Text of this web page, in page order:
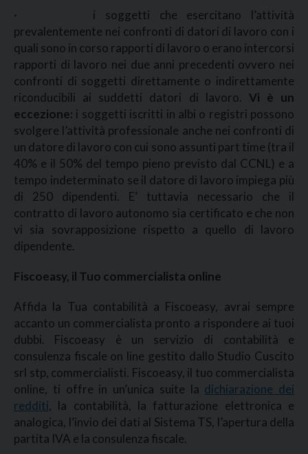
· i soggetti che esercitano l’attività
prevalentemente nei confronti di datori di lavoro con i
quali sono in corso rapporti di lavoro o erano intercorsi
rapporti di lavoro nei due anni precedenti ovvero nei
confronti di soggetti direttamente o indirettamente
riconducibili ai suddetti datori di lavoro. Vi è un
eccezione: i soggetti iscritti in albi o registri possono
svolgere l’attività professionale anche nei confronti di
un datore di lavoro con cui sono assunti part time (tra il
40% e il 50% del tempo pieno previsto dal CCNL) e a
tempo indeterminato se il datore di lavoro impiega più
di 250 dipendenti. E’ tuttavia necessario che il
contratto di lavoro autonomo sia certificato e che non
vi sia sovrapposizione rispetto a quello di lavoro
dipendente.
Fiscoeasy, il Tuo commercialista online
Affida la Tua contabilità a Fiscoeasy, avrai sempre
accanto un commercialista pronto a rispondere ai tuoi
dubbi. Fiscoeasy è un servizio di contabilità e
consulenza fiscale on line gestito dallo Studio Cuscito
srl stp, commercialisti. Fiscoeasy, il tuo commercialista
online, ti offre in un’unica suite la dichiarazione dei
redditi, la contabilità, la fatturazione elettronica e
analogica, l’invio dei dati al Sistema TS, l’apertura della
partita IVA e la consulenza fiscale.